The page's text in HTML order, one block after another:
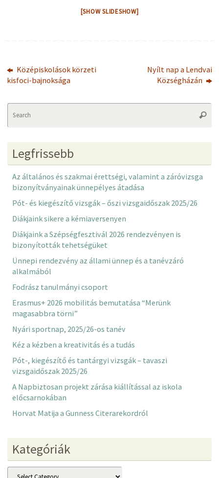
[SHOW SLIDESHOW]
Középiskolások körzeti
kisfoci-bajnoksága
Nyílt nap a Lendvai
Községházán
Legfrissebb
Az általános és szakmai érettségi, valamint a záróvizsga
bizonyítványainak ünnepélyes átadása
Pót- és kiegészítő vizsgák – őszi vizsgaidőszak 2025/26
Diákjaink sikere a kémiaversenyen
Diákjaink a Szépségfesztivál 2026 rendezvényen is
bizonyították tehetségüket
Ünnepi rendezvény az állami ünnep és a tanévzáró
alkalmából
Fodrász tanulmányi csoport
Erasmus+ 2026 mobilitás bemutatása “Merünk
magasabbra törni”
Nyári sportnap, 2025/26-os tanév
Kéz a kézben a kreativitás és a tudás
Pót-, kiegészítő és tantárgyi vizsgák – tavaszi
vizsgaidőszak 2025/26
A Napbiztosan projekt zárása kiállítással az iskola
előcsarnokában
Horvat Matija a Gunness Citerarekordról
Kategóriák
Kategóriák